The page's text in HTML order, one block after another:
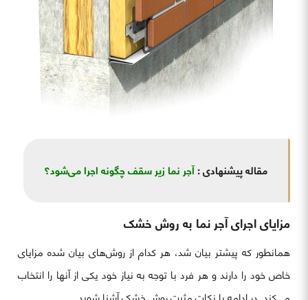
مقاله پیشنهادی :آجر نما زیر سقف چگونه اجرا می‌شود؟
مزایای اجرای آجر نما به روش خشک
همانطور که پیشتر بیان شد، هر کدام از روش‌های بیان شده مزایای
خاص خود را دارند و هر فرد با توجه به نیاز خود یکی از آنها را انتخاب